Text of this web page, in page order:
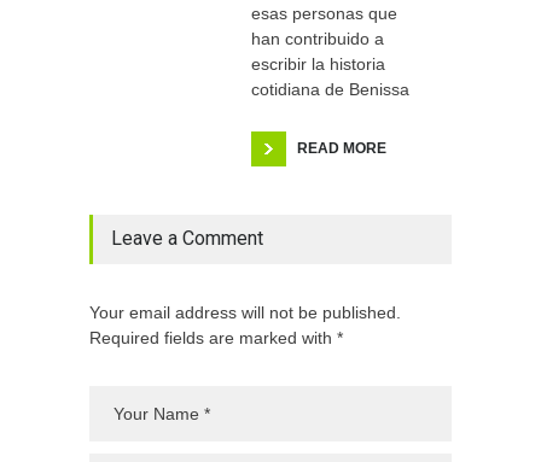
esas personas que
han contribuido a
escribir la historia
cotidiana de Benissa
READ MORE
Leave a Comment
Your email address will not be published.
Required fields are marked with *